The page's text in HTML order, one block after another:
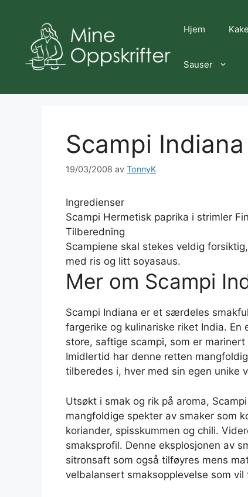
Hjem
Sauser
Scampi Indiana
19/03/2008 av TonnyK
Ingredienser
Scampi Hermetisk paprika i strimler
Tilberedning
Scampiene skal stekes veldig
med ris og litt soyasaus.
Mer om Scampi
Scampi Indiana er et særdeles
fargerike og kulinariske riket India.
store, saftige scampi, som er
Imidlertid har denne retten
tilberedes i, hver med sin egen unike
Utsøkt i smak og rik på aroma,
mangfoldige spekter av smaker som
koriander, spisskummen og chili.
smaksprofil. Denne eksplosjonen av
sitronsaft som også tilføyres mens
velbalansert smaksopplevelse som